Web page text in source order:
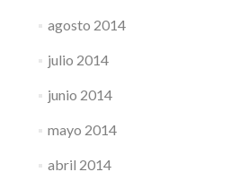
agosto 2014
julio 2014
junio 2014
mayo 2014
abril 2014